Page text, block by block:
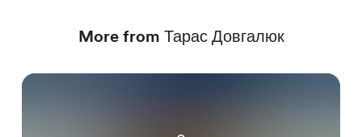
More from Тарас Довгалюк